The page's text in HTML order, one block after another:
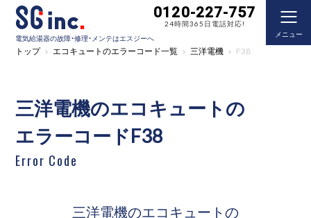
電気給湯器の故障・修理・メンテはエスジーへ
0120-227-757
24時間365日電話対応!
メニュー
トップ エコキュートのエラーコード一覧 三洋電機 F38
三洋電機のエコキュートの
エラーコードF38
Error Code
三洋電機のエコキュートの